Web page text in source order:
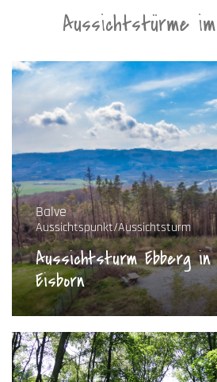
Aussichtstürme
Balve
Aussichtspunkt/Aussichtsturm
Aussichtsturm Ebberg
Eisborn